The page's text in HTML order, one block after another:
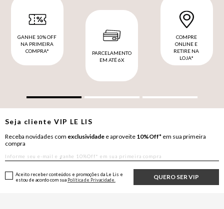
GANHE 10% OFF
NA PRIMEIRA
COMPRA*
PARCELAMENTO
EM ATÉ 6X
COMPRE
ONLINE E
RETIRE NA
LOJA*
Seja clienteVIP LE LIS
Receba novidades com exclusividade e aproveite 10%Off* em sua primeira
compra
QUERO SER VIP
Aceito receber conteúdos e promoções da Le Lis e
estou de acordo com sua Política de Privacidade.